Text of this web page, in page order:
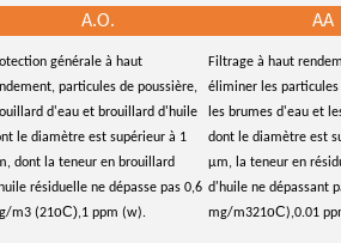
A.O. AA
générale à haut
particules de poussière,
d'eau et brouillard d'huile
le diamètre est supérieur à 1
dont la teneur en brouillard
résiduelle ne dépasse pas 0,6
m3 (21oC),1 ppm (w).
Filtrage à haut
éliminer les particules
les brumes d'eau et
dont le diamètre est
μm, la teneur en
d'huile ne dépassant
mg/m321oC),0.01